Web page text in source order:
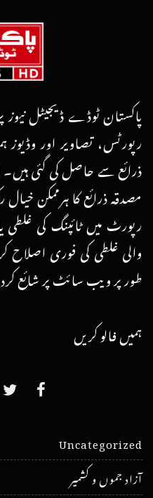
پاکستان ٹوڈے ڈیجیٹل نیوز
رپورٹس، تصاویر اور وڈیوز
ذرائع سے حاصل کی گئی
مصدقہ ذرائع کا ہرممکن
رپورٹ میں ٹائپنگ کی
والی غلطی کی فوری اصلاح
طور پر ویب سائٹ پر شائع
ہمیں فالو کریں
Uncategorized
آزاد جموں و کشمیر